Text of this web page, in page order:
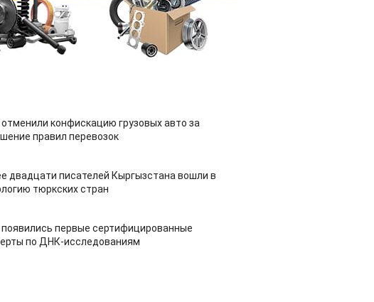
конфискацию грузовых авто за
правил перевозок
двадцати писателей Кыргызстана вошли в
тюркских стран
появились первые сертифицированные
по ДНК-исследованиям